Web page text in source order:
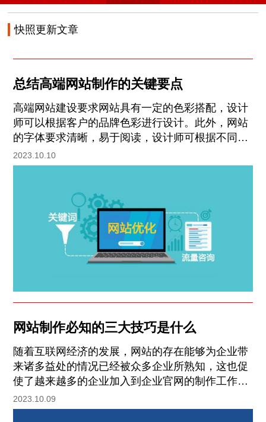
快照更新文章
总结高端网站制作的关键要点
高端网站建设要求网站具有一定的色彩搭配，设计
师可以根据客户的品牌色彩进行设计。此外，网站
的字体要求清晰，易于阅读，设计师可根据不同的
网站类型选择适合的字体。此外，网站的导航要求
简单明了，用户能够快速找到自己想要的内容。最
2023.10.10
网站制作必知的三大技巧是什么
随着互联网经济的发展，网站的存在能够为企业带
来诸多益处的情况已经被众多企业所熟知，这也促
使了越来越多的企业加入到企业官网的制作工作中
来。优秀的企业官网，不但对企业品牌形象有促进
作用，更是能够增加用户与企业的粘性。下面就来
2023.10.09